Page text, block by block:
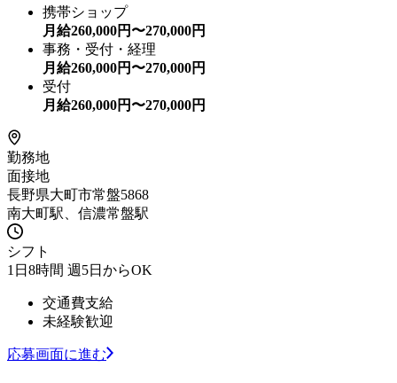
携帯ショップ
月給260,000円〜270,000円
事務・受付・経理
月給260,000円〜270,000円
受付
月給260,000円〜270,000円
勤務地
面接地
長野県大町市常盤5868
南大町駅、信濃常盤駅
シフト
1日8時間 週5日からOK
交通費支給
未経験歓迎
応募画面に進む